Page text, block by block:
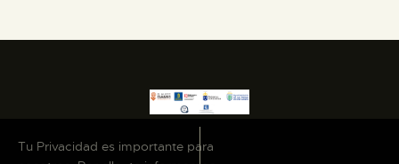
Tu Privacidad es importante para